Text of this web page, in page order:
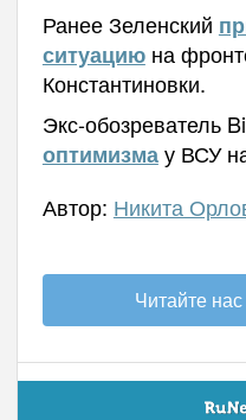
Ранее Зеленский
ситуациюна
Константиновки.
Экс-обозреватель
оптимизмау ВСУ
Автор: Никита
Читайте